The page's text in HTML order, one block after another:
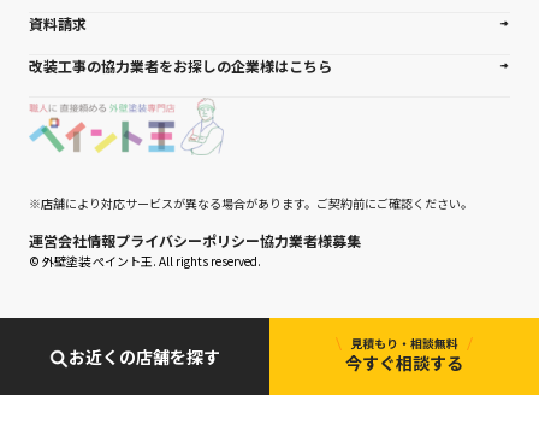
お近くの店舗を探す 今すぐ相談する
資料請求
改装工事の協力業者をお探しの企業様はこちら
※店舗により対応サービスが異なる場合があります。ご契約前にご確認ください。
運営会社情報プライバシーポリシー協力業者様募集
© 外壁塗装 ぺイント王. All rights reserved.